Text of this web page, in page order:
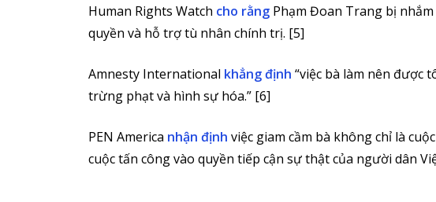
Human Rights Watch cho rằng Phạm Đoan Trang bị
quyền và hỗ trợ tù nhân chính trị. [5]
Amnesty International khẳng định “việc bà làm nên được
trừng phạt và hình sự hóa.” [6]
PEN America nhận định việc giam cầm bà không chỉ là
cuộc tấn công vào quyền tiếp cận sự thật của người dân